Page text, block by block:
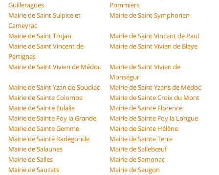
Guilleragues
Pommiers
Mairie de Saint Sulpice et
Cameyrac
Mairie de Saint Symphorien
Mairie de Saint Trojan
Mairie de Saint Vincent de Paul
Mairie de Saint Vincent de
Pertignas
Mairie de Saint Vivien de Blaye
Mairie de Saint Vivien de Médoc
Mairie de Saint Vivien de
Monségur
Mairie de Saint Yzan de Soudiac
Mairie de Saint Yzans de Médoc
Mairie de Sainte Colombe
Mairie de Sainte Croix du Mont
Mairie de Sainte Eulalie
Mairie de Sainte Florence
Mairie de Sainte Foy la Grande
Mairie de Sainte Foy la Longue
Mairie de Sainte Gemme
Mairie de Sainte Hélène
Mairie de Sainte Radegonde
Mairie de Sainte Terre
Mairie de Salaunes
Mairie de Sallebœuf
Mairie de Salles
Mairie de Samonac
Mairie de Saucats
Mairie de Saugon